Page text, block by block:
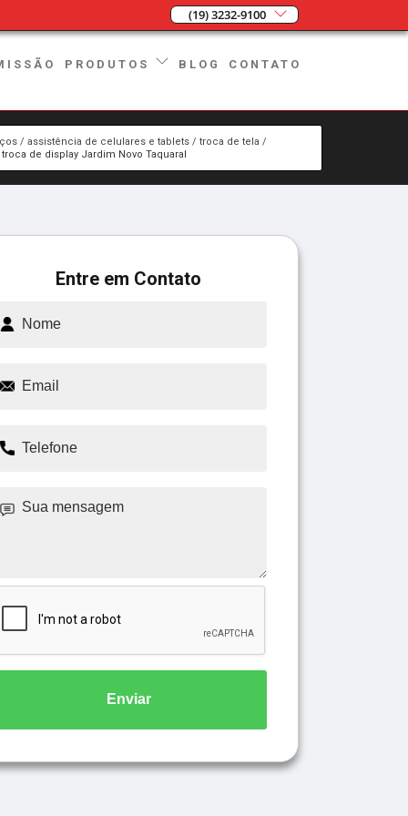
(19) 3232-9100
PRODUTOS BLOG CONTATO
assistência de celulares e tablets
troca de tela
troca de display Jardim Novo Taquaral
Entre em Contato
Enviar